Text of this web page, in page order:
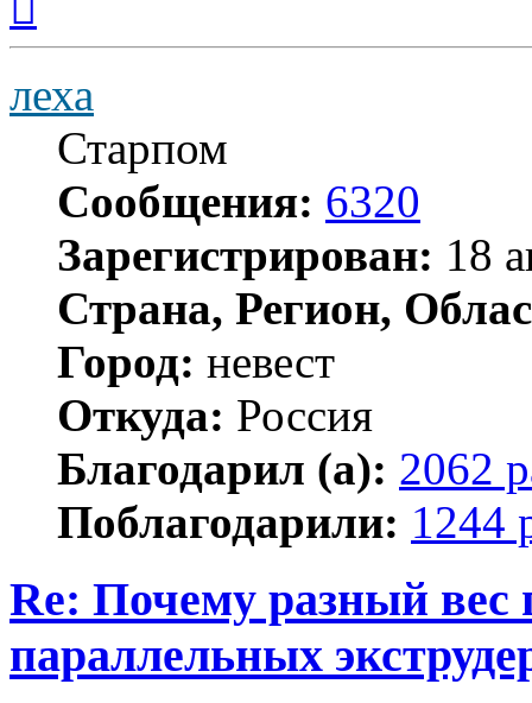
началу
леха
Старпом
Сообщения: 6320
Зарегистрирован: 18
Страна, Регион,
Город: невест
Откуда: Россия
Благодарил (а): 2062
Поблагодарили: 1244
Re: Почему разный вес
параллельных